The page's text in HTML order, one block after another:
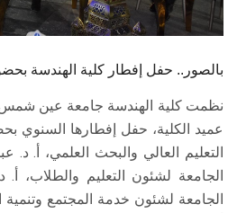
سجل الان
بالصور.. حفل إفطار كلية الهندسة
نظمت كلية الهندسة جامعة عين شمس
عميد الكلية، حفل إفطارها السنوي
التعليم العالي والبحث العلمي، أ.
الجامعة لشئون التعليم والطلاب،
الجامعة لشئون خدمة المجتمع